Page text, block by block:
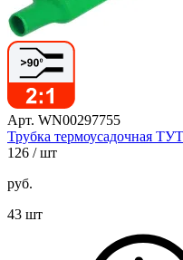
Арт. WN00297755
Трубка термоусадочная
126 / шт
руб.
43 шт